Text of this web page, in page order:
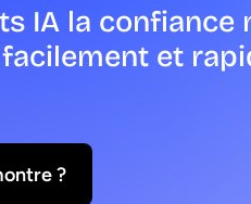
IA la confiance
et
?